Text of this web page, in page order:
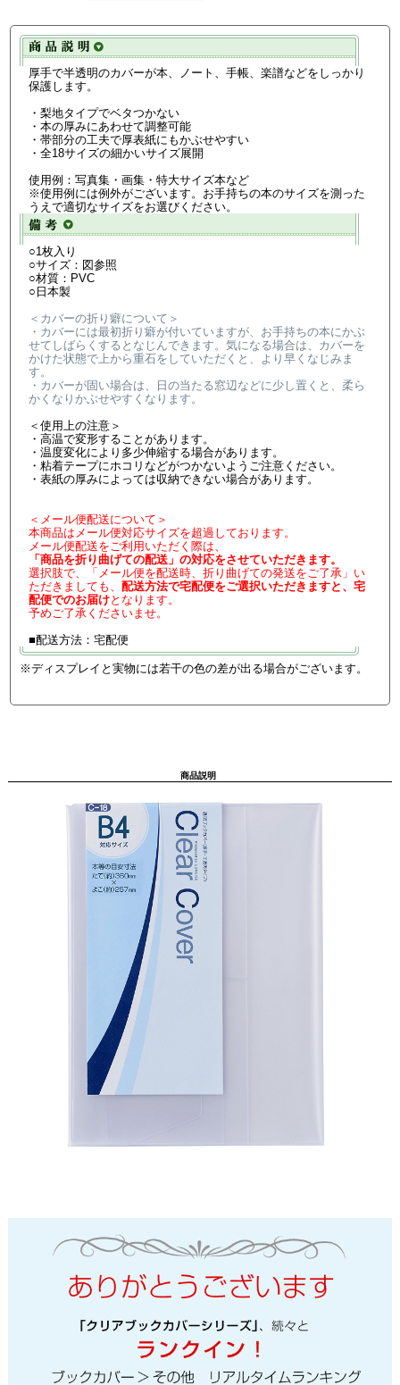
厚手で半透明のカバーが本、ノート、手帳、楽譜などをしっかり
保護します。
・梨地タイプでベタつかない
・本の厚みにあわせて調整可能
・帯部分の工夫で厚表紙にもかぶせやすい
・全18サイズの細かいサイズ展開
使用例：写真集・画集・特大サイズ本など
※使用例には例外がございます。お手持ちの本のサイズを測った
うえで適切なサイズをお選びください。
○1枚入り
○サイズ：図参照
○材質：PVC
○日本製
＜カバーの折り癖について＞
・カバーには最初折り癖が付いていますが、お手持ちの本にかぶ
せてしばらくするとなじんできます。気になる場合は、カバーを
かけた状態で上から重石をしていただくと、より早くなじみま
す。
・カバーが固い場合は、日の当たる窓辺などに少し置くと、柔ら
かくなりかぶせやすくなります。
＜使用上の注意＞
・高温で変形することがあります。
・温度変化により多少伸縮する場合があります。
・粘着テープにホコリなどがつかないようご注意ください。
・表紙の厚みによっては収納できない場合があります。
＜メール便配送について＞
本商品はメール便対応サイズを超過しております。
メール便配送をご利用いただく際は、
「商品を折り曲げての配送」の対応をさせていただきます。
選択肢で、「メール便を配送時、折り曲げての発送をご了承」い
ただきましても、配送方法で宅配便をご選択いただきますと、宅
配便でのお届けとなります。
予めご了承くださいませ。
■配送方法：宅配便
※ディスプレイと実物には若干の色の差が出る場合がございます。
商品説明